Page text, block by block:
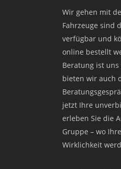
Wir gehen mit
Fahrzeuge sind
verfügbar und
online bestellt
Beratung ist
bieten wir auch
jetzt Ihre
erleben Sie die
Gruppe – wo
Wirklichkeit